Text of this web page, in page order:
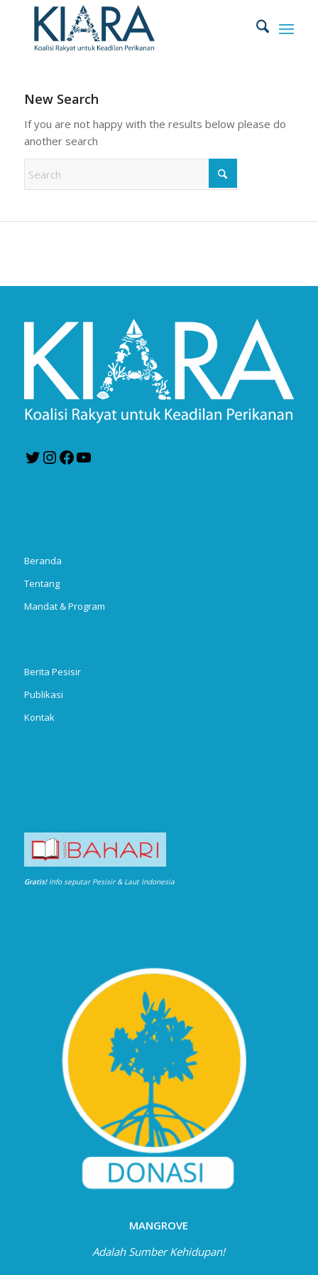
New Search
If you are not happy with the results below please do
another search
TwitterInstagram
Facebook
Beranda
Tentang
Mandat & Program
Berita Pesisir
Publikasi
Kontak
Gratis! Info seputar Pesisir & Laut Indonesia
MANGROVE
Adalah Sumber Kehidupan!